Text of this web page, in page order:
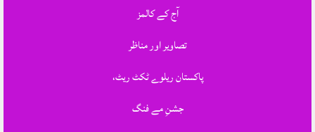
آج کے کالمز
تصاویر اور مناظر
پاکستان ریلوے ٹکٹ ریٹ،
جشنِ مے فنگ